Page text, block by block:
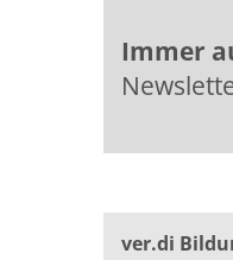
Immer
ver.di